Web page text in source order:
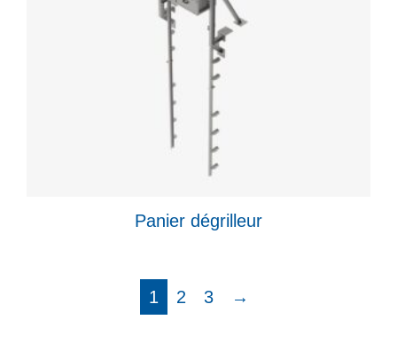
Panier dégrilleur
1 2 3 →